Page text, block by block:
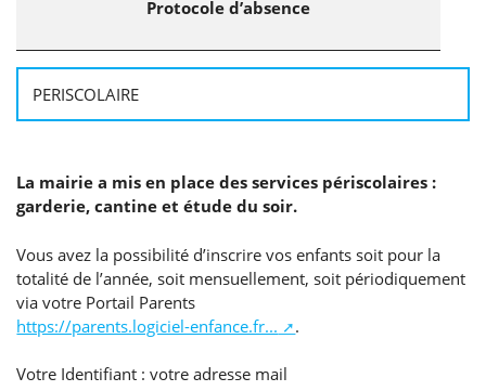
Protocole d’absence
PERISCOLAIRE
La mairie a mis en place des services périscolaires :
garderie, cantine et étude du soir.
Vous avez la possibilité d’inscrire vos enfants soit pour la
totalité de l’année, soit mensuellement, soit périodiquement
via votre Portail Parents
https://parents.logiciel-enfance.fr...
.
Votre Identifiant : votre adresse mail